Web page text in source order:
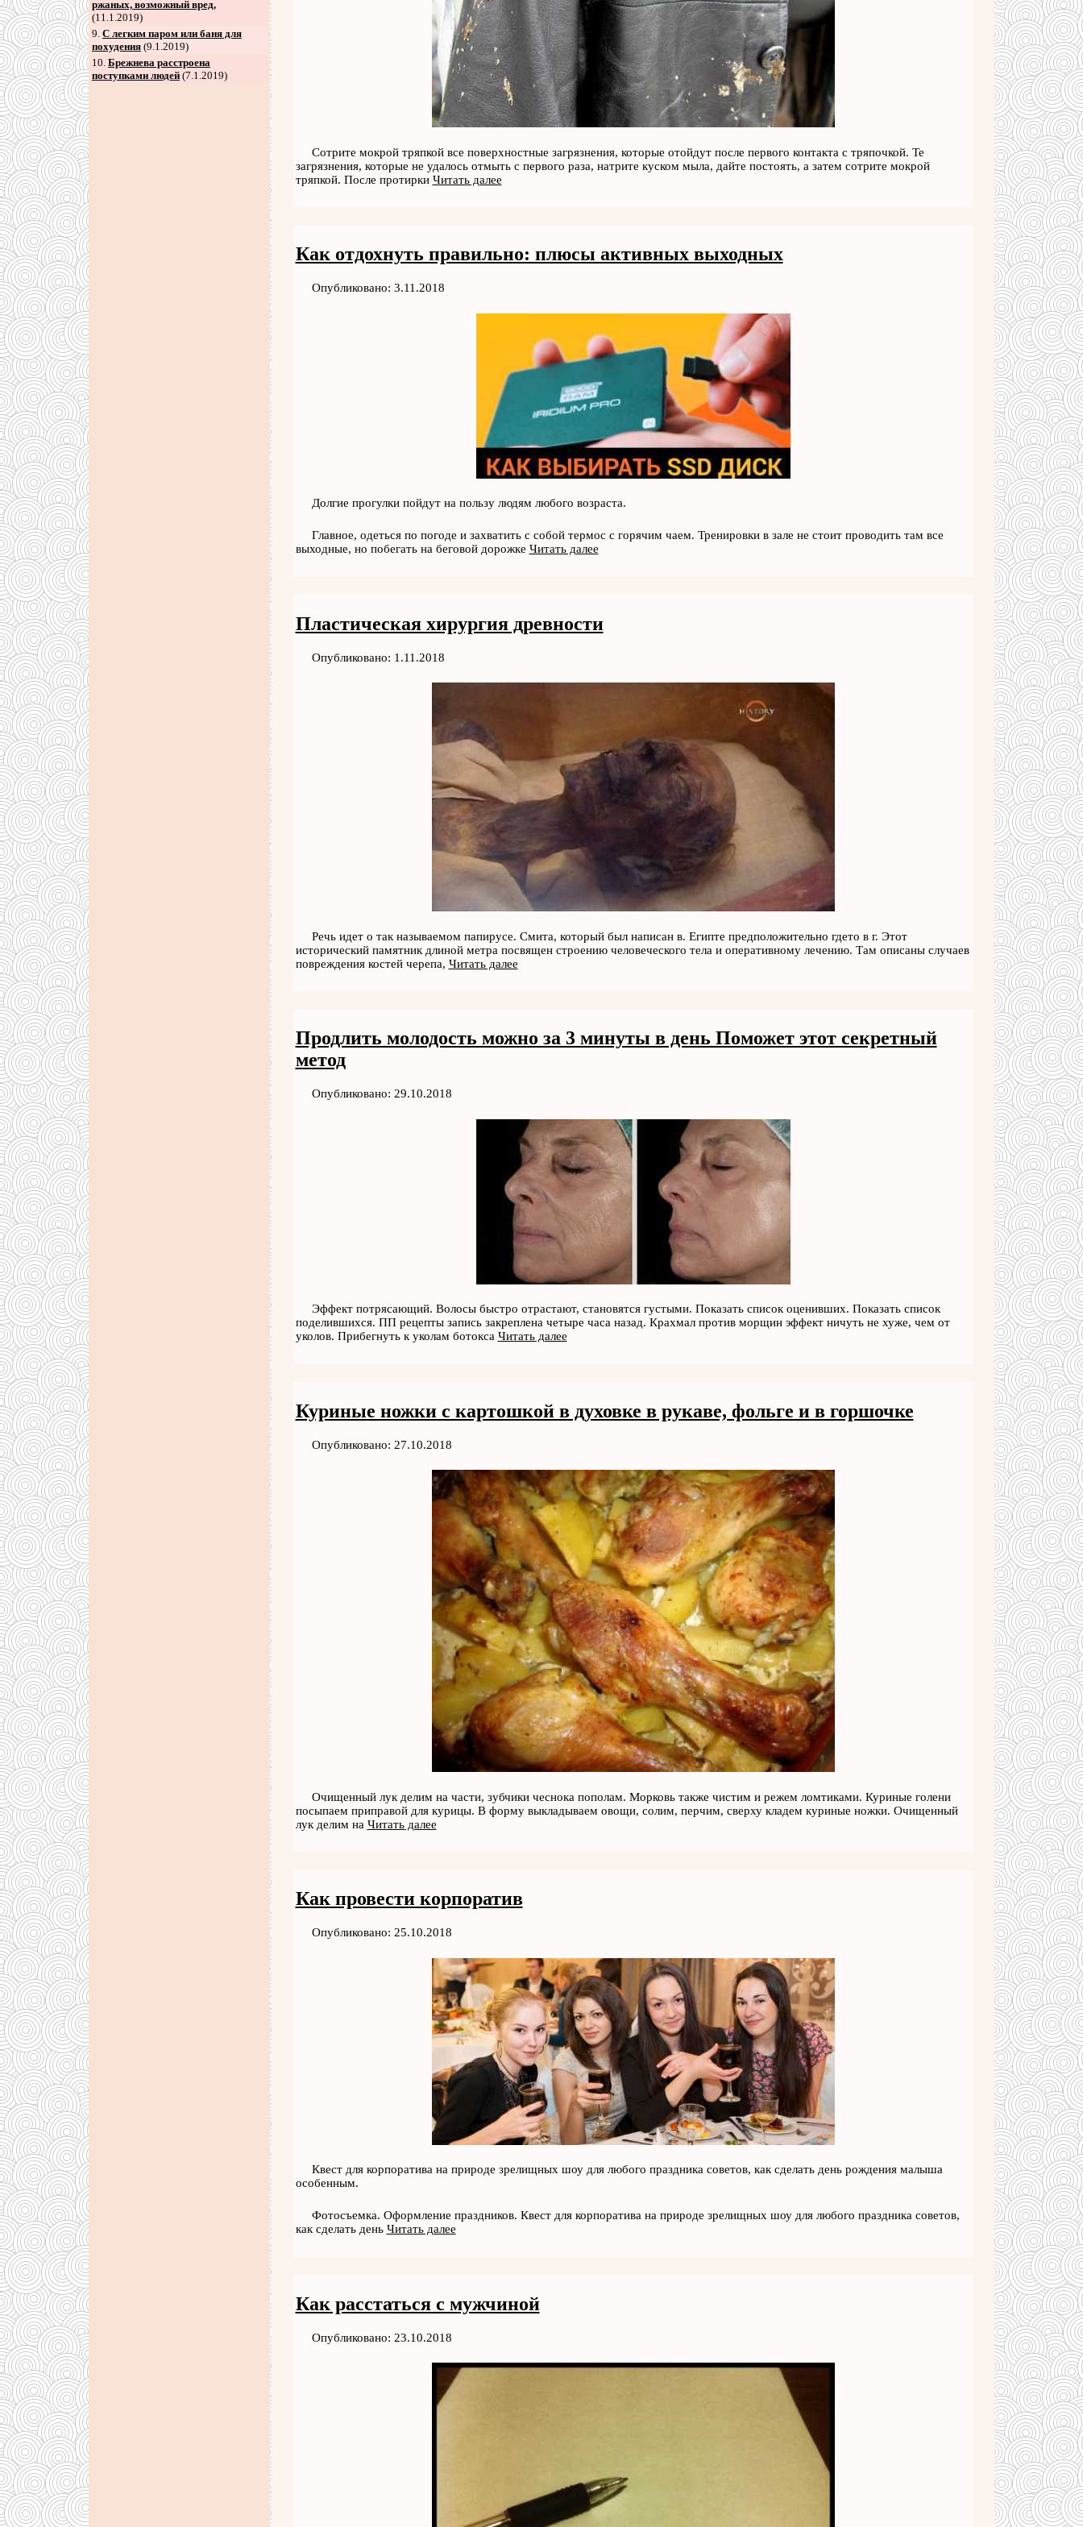
ржаных, возможный вред,
(11.1.2019)
9. С легким паром или баня для
похудения (9.1.2019)
10. Брежнева расстроена
поступками людей (7.1.2019)
Сотрите мокрой тряпкой все поверхностные загрязнения, которые отойдут после первого контакта с тряпочкой. Те
загрязнения, которые не удалось отмыть с первого раза, натрите куском мыла, дайте постоять, а затем сотрите мокрой
тряпкой. После протирки Читать далее
Как отдохнуть правильно: плюсы активных выходных
Опубликовано: 3.11.2018
Долгие прогулки пойдут на пользу людям любого возраста.
Главное, одеться по погоде и захватить с собой термос с горячим чаем. Тренировки в зале не стоит проводить там все
выходные, но побегать на беговой дорожке Читать далее
Пластическая хирургия древности
Опубликовано: 1.11.2018
Речь идет о так называемом папирусе. Смита, который был написан в. Египте предположительно гдето в г. Этот
исторический памятник длиной метра посвящен строению человеческого тела и оперативному лечению. Там описаны случаев
повреждения костей черепа, Читать далее
Продлить молодость можно за 3 минуты в день Поможет этот секретный
метод
Опубликовано: 29.10.2018
Эффект потрясающий. Волосы быстро отрастают, становятся густыми. Показать список оценивших. Показать список
поделившихся. ПП рецепты запись закреплена четыре часа назад. Крахмал против морщин эффект ничуть не хуже, чем от
уколов. Прибегнуть к уколам ботокса Читать далее
Куриные ножки с картошкой в духовке в рукаве, фольге и в горшочке
Опубликовано: 27.10.2018
Очищенный лук делим на части, зубчики чеснока пополам. Морковь также чистим и режем ломтиками. Куриные голени
посыпаем приправой для курицы. В форму выкладываем овощи, солим, перчим, сверху кладем куриные ножки. Очищенный
лук делим на Читать далее
Как провести корпоратив
Опубликовано: 25.10.2018
Квест для корпоратива на природе зрелищных шоу для любого праздника советов, как сделать день рождения малыша
особенным.
Фотосъемка. Оформление праздников. Квест для корпоратива на природе зрелищных шоу для любого праздника советов,
как сделать день Читать далее
Как расстаться с мужчиной
Опубликовано: 23.10.2018